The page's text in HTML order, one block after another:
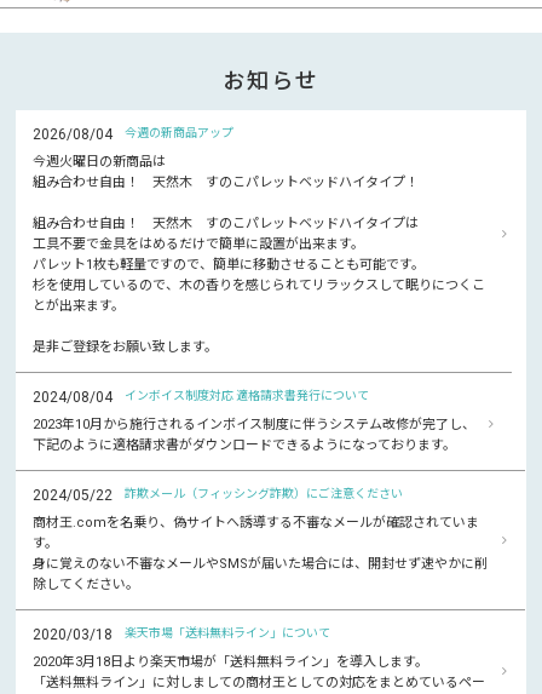
お知らせ
2026/08/04 今週の新商品アップ
今週火曜日の新商品は
組み合わせ自由！ 天然木 すのこパレットベッドハイタイプ！
組み合わせ自由！ 天然木 すのこパレットベッドハイタイプは
工具不要で金具をはめるだけで簡単に設置が出来ます。
パレット1枚も軽量ですので、簡単に移動させることも可能です。
杉を使用しているので、木の香りを感じられてリラックスして眠りにつくこ
とが出来ます。
是非ご登録をお願い致します。
2024/08/04 インボイス制度対応 適格請求書発行について
2023年10月から施行されるインボイス制度に伴うシステム改修が完了し、
下記のように適格請求書がダウンロードできるようになっております。
2024/05/22 詐欺メール（フィッシング詐欺）にご注意ください
商材王.comを名乗り、偽サイトへ誘導する不審なメールが確認されていま
す。
身に覚えのない不審なメールやSMSが届いた場合には、開封せず速やかに削
除してください。
2020/03/18 楽天市場「送料無料ライン」について
2020年3月18日より楽天市場が「送料無料ライン」を導入します。
「送料無料ライン」に対しましての商材王としての対応をまとめているペー